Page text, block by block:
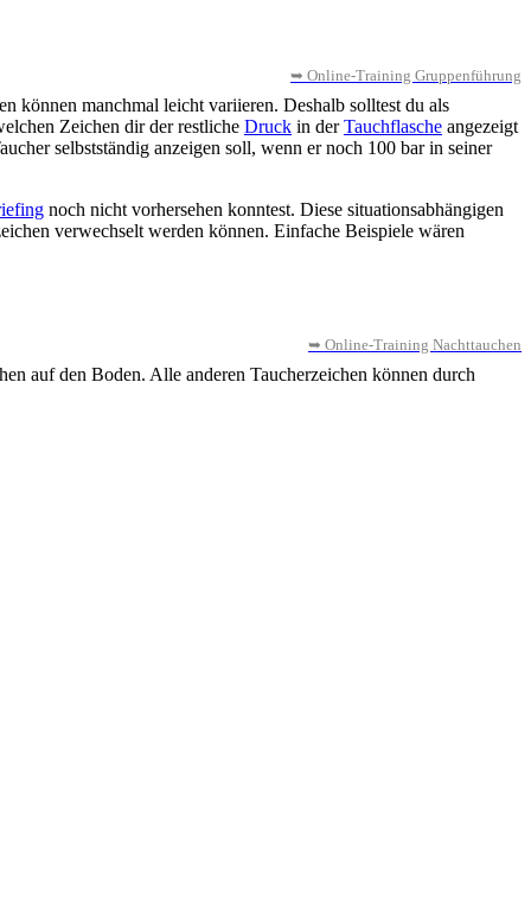
➥ Online-Training Gruppenführung
können manchmal leicht variieren. Deshalb solltest du als
Zeichen dir der restliche Druck in derTauchflasche angezeigt
selbstständig anzeigen soll, wenn er noch 100 bar in seiner
noch nicht vorhersehen konntest. Diese situationsabhängigen
verwechselt werden können. Einfache Beispiele wären
➥ Online-Training Nachttauchen
auf den Boden. Alle anderen Taucherzeichen können durch